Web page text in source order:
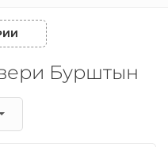
Бурштын